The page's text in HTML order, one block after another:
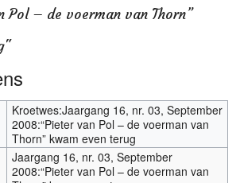
Pol – de voerman van Thorn”
Kroetwes:Jaargang 16, nr. 03, September
2008:“Pieter van Pol – de voerman van
Thorn” kwam even terug
Jaargang 16, nr. 03, September
2008:“Pieter van Pol – de voerman van